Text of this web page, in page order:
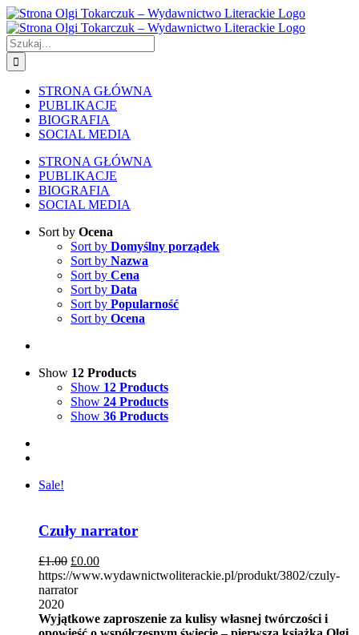
Skip
to
content
Szukaj
STRONA GŁÓWNA
PUBLIKACJE
BIOGRAFIA
SOCIAL MEDIA
STRONA GŁÓWNA
PUBLIKACJE
BIOGRAFIA
SOCIAL MEDIA
Sort by Ocena
Sort by Domyślny porządek
Sort by Nazwa
Sort by Cena
Sort by Data
Sort by Popularność
Sort by Ocena
Show 12 Products
Show 12 Products
Show 24 Products
Show 36 Products
Sale!
Czuły narrator
£1.00 £0.00
https://www.wydawnictwoliterackie.pl/produkt/3802/czuly-
narrator
2020
Wyjątkowe zaproszenie za kulisy własnej twórczości i